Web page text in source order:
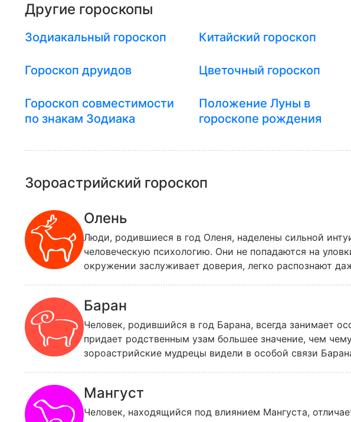
Другие гороскопы
Зодиакальный гороскоп Китайский гороскоп
Гороскоп друидов Цветочный гороскоп
Гороскоп совместимости
по знакам Зодиака
Положение Луны в
гороскопе рождения
Зороастрийский гороскоп
Олень
Люди, родившиеся в год Оленя, наделены сильной
человеческую психологию. Они не попадаются на
окружении заслуживает доверия, легко распознают
позади старые привязанности и слабости.
Баран
Человек, родившийся в год Барана, всегда занимает
придает родственным узам большее значение, чем
зороастрийские мудрецы видели в особой связи
Мангуст
Человек, находящийся под влиянием Мангуста,